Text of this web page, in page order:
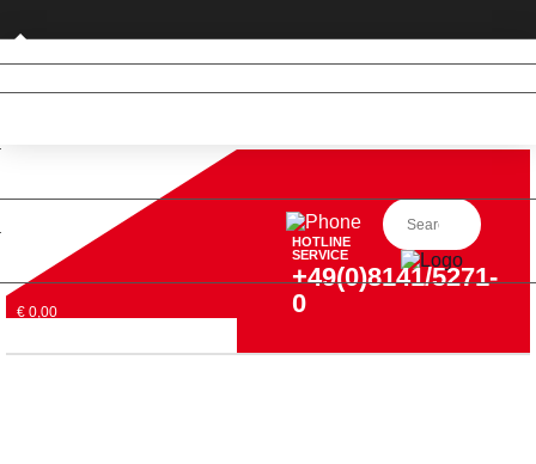
Privatkunde (nur DE)
€ 0,00
HOTLINE
SERVICE
+49(0)8141/5271-
0